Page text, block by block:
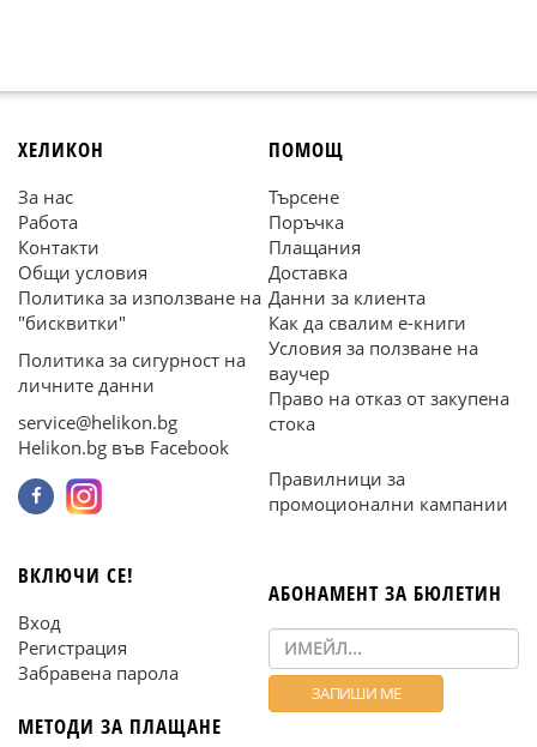
ХЕЛИКОН
За нас
Работа
Контакти
Общи условия
Политика за използване на
"бисквитки"
Политика за сигурност на
личните данни
service@helikon.bg
Helikon.bg във Facebook
ПОМОЩ
Търсене
Поръчка
Плащания
Доставка
Данни за клиента
Как да свалим е-книги
Условия за ползване на
ваучер
Право на отказ от закупена
стока
Правилници за
промоционални кампании
ВКЛЮЧИ СЕ!
Вход
Регистрация
Забравена парола
МЕТОДИ ЗА ПЛАЩАНЕ
АБОНАМЕНТ ЗА БЮЛЕТИН